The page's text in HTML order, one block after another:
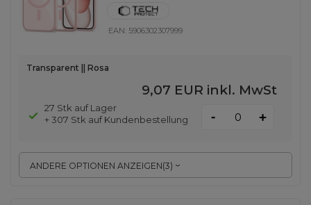
EAN: 5906302307999
ANDERE OPTIONEN ANZEIGEN(3)
Transparent || Rosa
9,07 EUR inkl. MwSt
27 Stk auf Lager
+ 307 Stk auf Kundenbestellung
- +